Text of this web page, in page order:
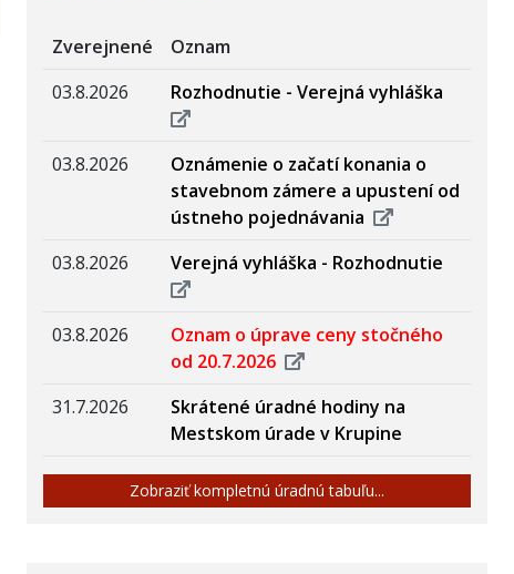
Zverejnené
Oznam
03.8.2026
Rozhodnutie - Verejná vyhláška
03.8.2026
Oznámenie o začatí konania o
stavebnom zámere a upustení od
ústneho pojednávania
03.8.2026
Verejná vyhláška - Rozhodnutie
03.8.2026
Oznam o úprave ceny stočného
od 20.7.2026
31.7.2026
Skrátené úradné hodiny na
Mestskom úrade v Krupine
Zobraziť kompletnú úradnú tabuľu...